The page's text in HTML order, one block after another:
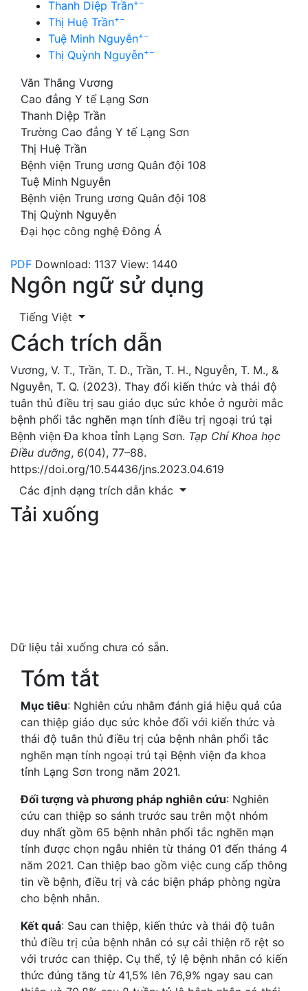
Thanh Diệp Trần+−
Thị Huệ Trần+−
Tuệ Minh Nguyễn+−
Thị Quỳnh Nguyễn+−
Văn Thắng Vương
Cao đẳng Y tế Lạng Sơn
Thanh Diệp Trần
Trường Cao đẳng Y tế Lạng Sơn
Thị Huệ Trần
Bệnh viện Trung ương Quân đội 108
Tuệ Minh Nguyễn
Bệnh viện Trung ương Quân đội 108
Thị Quỳnh Nguyễn
Đại học công nghệ Đông Á
PDF Download: 1137 View: 1440
Ngôn ngữ sử dụng
Tiếng Việt
Cách trích dẫn
Vương, V. T., Trần, T. D., Trần, T. H., Nguyễn, T. M., &
Nguyễn, T. Q. (2023). Thay đổi kiến thức và thái độ
tuân thủ điều trị sau giáo dục sức khỏe ở người mắc
bệnh phổi tắc nghẽn mạn tính điều trị ngoại trú tại
Bệnh viện Đa khoa tỉnh Lạng Sơn. Tạp Chí Khoa học
Điều dưỡng, 6(04), 77–88.
https://doi.org/10.54436/jns.2023.04.619
Các định dạng trích dẫn khác
Tải xuống
Dữ liệu tải xuống chưa có sẵn.
Tóm tắt
Mục tiêu: Nghiên cứu nhằm đánh giá hiệu quả của
can thiệp giáo dục sức khỏe đối với kiến thức và
thái độ tuân thủ điều trị của bệnh nhân phổi tắc
nghẽn mạn tính ngoại trú tại Bệnh viện đa khoa
tỉnh Lạng Sơn trong năm 2021.
Đối tượng và phương pháp nghiên cứu: Nghiên
cứu can thiệp so sánh trước sau trên một nhóm
duy nhất gồm 65 bệnh nhân phổi tắc nghẽn mạn
tính được chọn ngẫu nhiên từ tháng 01 đến tháng 4
năm 2021. Can thiệp bao gồm việc cung cấp thông
tin về bệnh, điều trị và các biện pháp phòng ngừa
cho bệnh nhân.
Kết quả: Sau can thiệp, kiến thức và thái độ tuân
thủ điều trị của bệnh nhân có sự cải thiện rõ rệt so
với trước can thiệp. Cụ thể, tỷ lệ bệnh nhân có kiến
thức đúng tăng từ 41,5% lên 76,9% ngay sau can